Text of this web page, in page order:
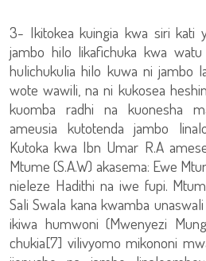
3- Ikitokea kuingia kwa siri kati
jambo hilo likafichuka kwa
hulichukulia hilo kuwa ni jambo
wote wawili, na ni kukosea
kuomba radhi na kuonesha
ameusia kutotenda jambo
Kutoka kwa Ibn Umar R.A
Mtume (S.A.W) akasema: Ewe
nieleze Hadithi na iwe fupi.
Sali Swala kana kwamba
ikiwa humwoni (Mwenyezi
chukia[7] vilivyomo mikononi